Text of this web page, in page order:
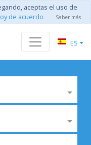
aceptas el uso de
de acuerdo Saber más
ES